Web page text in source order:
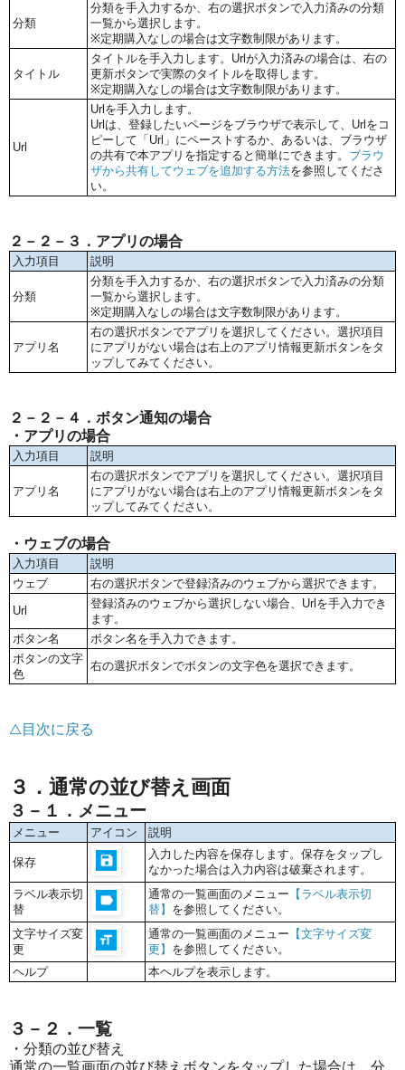
分類
分類を手入力するか、右の選択ボタンで入力済みの分類
一覧から選択します。
※定期購入なしの場合は文字数制限があります。
タイトル
タイトルを手入力します。Urlが入力済みの場合は、右の
更新ボタンで実際のタイトルを取得します。
※定期購入なしの場合は文字数制限があります。
Url
Urlを手入力します。
Urlは、登録したいページをブラウザで表示して、Urlをコ
ピーして「Url」にペーストするか、あるいは、ブラウザ
の共有で本アプリを指定すると簡単にできます。 ブラウ
ザから共有してウェブを追加する方法を参照してくださ
い。
２－２－３．アプリの場合
入力項目 説明
分類
分類を手入力するか、右の選択ボタンで入力済みの分類
一覧から選択します。
※定期購入なしの場合は文字数制限があります。
アプリ名
右の選択ボタンでアプリを選択してください。選択項目
にアプリがない場合は右上のアプリ情報更新ボタンをタ
ップしてみてください。
２－２－４．ボタン通知の場合
・アプリの場合
入力項目 説明
アプリ名
右の選択ボタンでアプリを選択してください。選択項目
にアプリがない場合は右上のアプリ情報更新ボタンをタ
ップしてみてください。
・ウェブの場合
入力項目
説明
ウェブ
右の選択ボタンで登録済みのウェブから選択できます。
Url
登録済みのウェブから選択しない場合、Urlを手入力でき
ます。
ボタン名
ボタン名を手入力できます。
ボタンの文字
色
右の選択ボタンでボタンの文字色を選択できます。
△目次に戻る
３．通常の並び替え画面
３－１．メニュー
メニュー アイコン 説明
保存
入力した内容を保存します。保存をタップし
なかった場合は入力内容は破棄されます。
ラベル表示切
替
通常の一覧画面のメニュー 【ラベル表示切
替】 を参照してください。
文字サイズ変
更
通常の一覧画面のメニュー 【文字サイズ変
更】 を参照してください。
ヘルプ
本ヘルプを表示します。
３－２．一覧
・分類の並び替え